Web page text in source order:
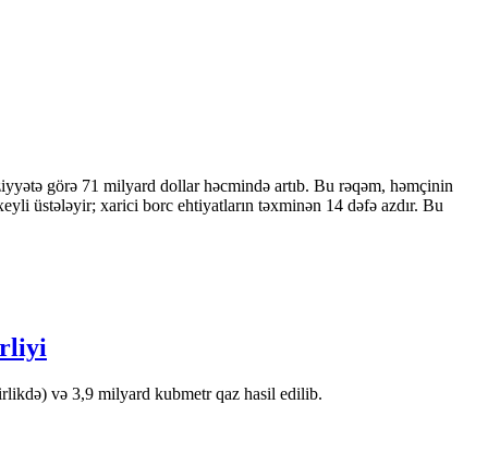
görə 71 milyard dollar həcmində artıb. Bu rəqəm, həmçinin
üstələyir; xarici borc ehtiyatların təxminən 14 dəfə azdır. Bu
və 3,9 milyard kubmetr qaz hasil edilib.